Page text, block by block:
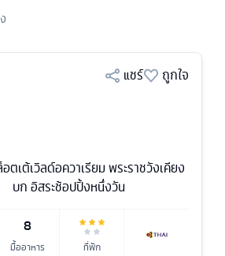
แชร์
ถูกใจ
อตเต้เวิลด์อควาเรียม พระราชวังเคียง
บก อิสระช้อปปิ้งหนึ่งวัน
8
มื้ออาหาร ที่พัก